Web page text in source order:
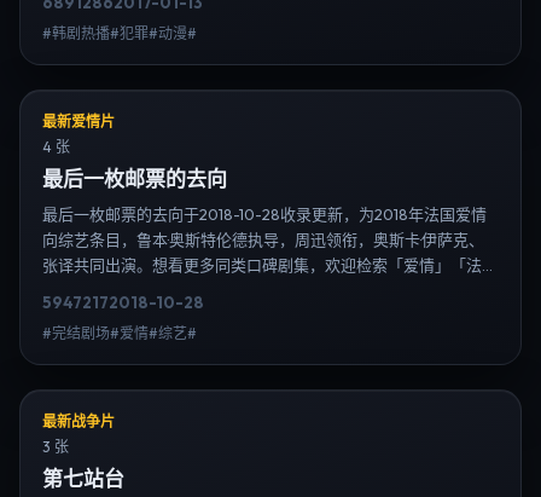
日韩电视剧、韩剧全集、日剧高清等长尾词。
#韩剧热播#犯罪#动漫#
最新爱情片
4 张
最后一枚邮票的去向
最后一枚邮票的去向于2018-10-28收录更新，为2018年法国爱情
向综艺条目，鲁本·奥斯特伦德执导，周迅领衔，奥斯卡·伊萨克、
张译共同出演。想看更多同类口碑剧集，欢迎检索「爱情」「法
息，延伸检索日韩电视剧、韩剧全集、日剧高清等长尾词。
59472172018-10-28
#完结剧场#爱情#综艺#
最新战争片
3 张
第七站台